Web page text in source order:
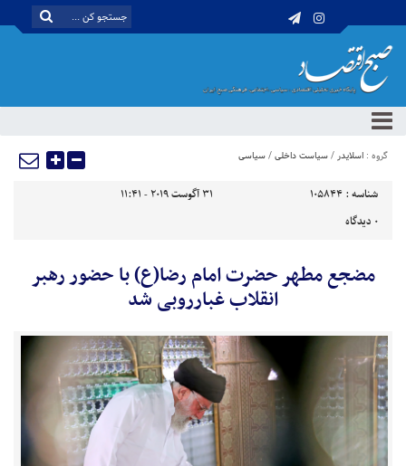
گروه : اسلایدر/سیاست داخلی/سیاسی
شناسه : 105844
31 آگوست 2019 - 11:41
0 دیدگاه
مضجع مطهر حضرت امام رضا(ع) با حضور رهبر
انقلاب غبارروبی شد